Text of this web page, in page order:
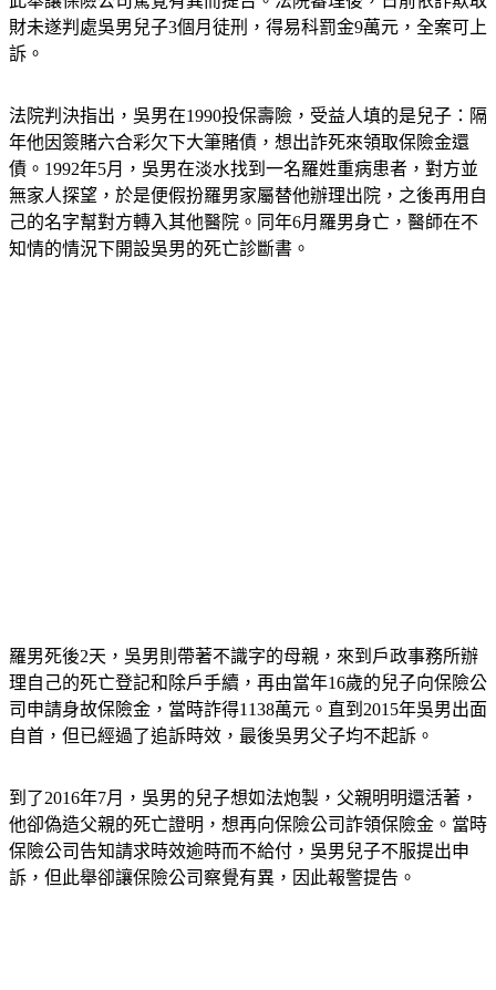
財未遂判處吳男兒子3個月徒刑，得易科罰金9萬元，全案可上
訴。
法院判決指出，吳男在1990投保壽險，受益人填的是兒子：隔
年他因簽賭六合彩欠下大筆賭債，想出詐死來領取保險金還
債。1992年5月，吳男在淡水找到一名羅姓重病患者，對方並
無家人探望，於是便假扮羅男家屬替他辦理出院，之後再用自
己的名字幫對方轉入其他醫院。同年6月羅男身亡，醫師在不
知情的情況下開設吳男的死亡診斷書。
羅男死後2天，吳男則帶著不識字的母親，來到戶政事務所辦
理自己的死亡登記和除戶手續，再由當年16歲的兒子向保險公
司申請身故保險金，當時詐得1138萬元。 直到2015年吳男出面
自首，但已經過了追訴時效，最後吳男父子均不起訴。
到了2016年7月，吳男的兒子想如法炮製，父親明明還活著，
他卻偽造父親的死亡證明，想再向保險公司詐領保險金。當時
保險公司告知請求時效逾時而不給付，吳男兒子不服提出申
訴，但此舉卻讓保險公司察覺有異，因此報警提告。